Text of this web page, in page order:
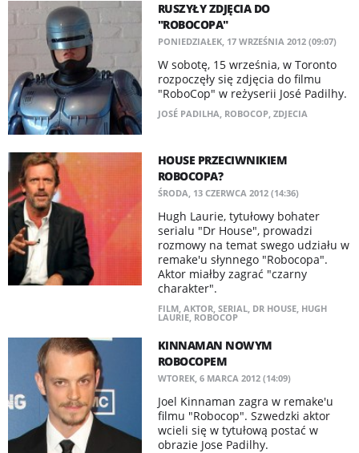
RUSZYŁY ZDJĘCIA DO
"ROBOCOPA"
PONIEDZIAŁEK, 17 WRZEŚNIA 2012 (09:07)
W sobotę, 15 września, w Toronto
rozpoczęły się zdjęcia do filmu
"RoboCop" w reżyserii José Padilhy.
JOSÉ PADILHA, ROBOCOP, ZDJECIA
HOUSE PRZECIWNIKIEM
ROBOCOPA?
ŚRODA, 13 CZERWCA 2012 (14:36)
Hugh Laurie, tytułowy bohater
serialu "Dr House", prowadzi
rozmowy na temat swego udziału w
remake'u słynnego "Robocopa".
Aktor miałby zagrać "czarny
charakter".
FILM, AKTOR, SERIAL, DR HOUSE, HUGH
LAURIE, ROBOCOP
KINNAMAN NOWYM
ROBOCOPEM
WTOREK, 6 MARCA 2012 (14:09)
Joel Kinnaman zagra w remake'u
filmu "Robocop". Szwedzki aktor
wcieli się w tytułową postać w
obrazie Jose Padilhy.